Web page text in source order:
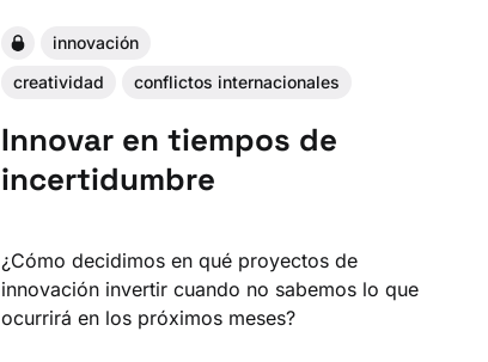
innovación
creatividad
conflictos internacionales
Innovar en tiempos de
incertidumbre
¿Cómo decidimos en qué proyectos de
innovación invertir cuando no sabemos lo que
ocurrirá en los próximos meses?